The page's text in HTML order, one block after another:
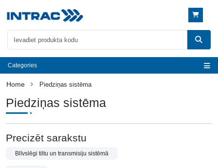
Categories
Piedziņas sistēma
Piedziņas sistēma
Precizēt sarakstu
Blīvslēgi tiltu un transmisiju sistēmā